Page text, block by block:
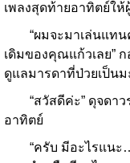
เพลงสุดท้ายอาทิตย์ใ
“ผมจะมาเล่นแทน
เดิมของคุณแก้วเลย”
ดูแลมารดาที่ป่วยเป็นม
“สวัสดีค่ะ” ดุจดาว
อาทิตย์
“ครับ มีอะไรแนะ…